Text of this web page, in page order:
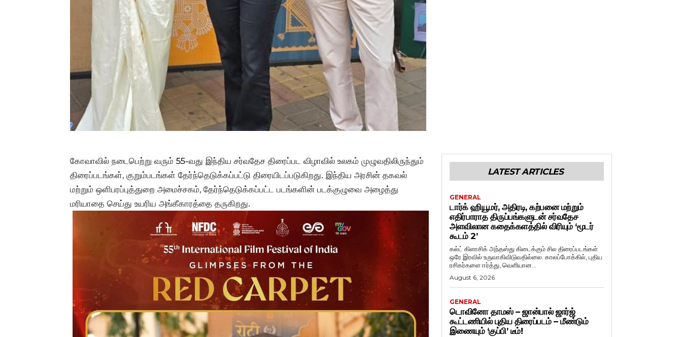
கோவாவில் நடைபெற்று வரும் 55-வது இந்திய சர்வதேச திரைப்பட விழாவில் உலகம் முழுவதிலிருந்தும்
திரைப்படங்கள், குறும்படங்கள் தேர்ந்தெடுக்கப்பட்டு திரையிடப்படுகிறது. இந்திய அரசின் தகவல்
மற்றும் ஒளிபரப்புத்துறை அமைச்சகம், தேர்ந்தெடுக்கப்பட்ட படங்களின் படக்குழுவை அழைத்து
மரியாதை செய்து உயரிய அங்கீகாரத்தை தருகிறது.
LATEST ARTICLES
GENERAL
டார்க் ஹியூமர், அதிரடி, கற்பனை மற்றும்
எதிர்பாராத திருப்பங்களுடன் சர்வதேச
அளவிலான கதைக்களத்தில் விரியும் ‘மூடர்
கூடம் 2’
கல்ட் கிளாசிக் அந்தஸ்து கிடைக்கும் சில திரைப்படங்கள்
ஒரே இரவில் உருவாகிவிடுவதில்லை. காலப்போக்கில், புதிய
ரசிகர்களை ஈர்த்து, வெளியான...
August 6, 2026
GENERAL
டொவினோ தாமஸ் – ஜான்பால் ஜார்ஜ்
கூட்டணியில் புதிய திரைப்படம் – மீண்டும்
இணையும் ‘குப்பி’ டீம்!